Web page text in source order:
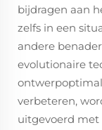
bijdragen aan
zelfs in een
andere
evolutionaire
verbeteren,
uitgevoerd met